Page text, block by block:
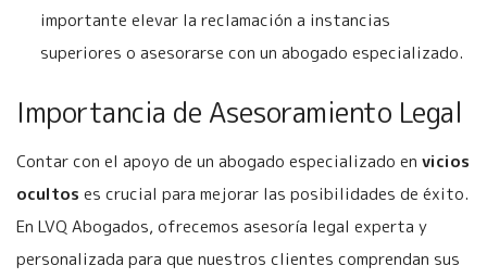
importante elevar la reclamación a instancias
superiores o asesorarse con un abogado especializado.
Importancia de Asesoramiento Legal
Contar con el apoyo de un abogado especializado en vicios
ocultos es crucial para mejorar las posibilidades de éxito.
En LVQ Abogados, ofrecemos asesoría legal experta y
personalizada para que nuestros clientes comprendan sus